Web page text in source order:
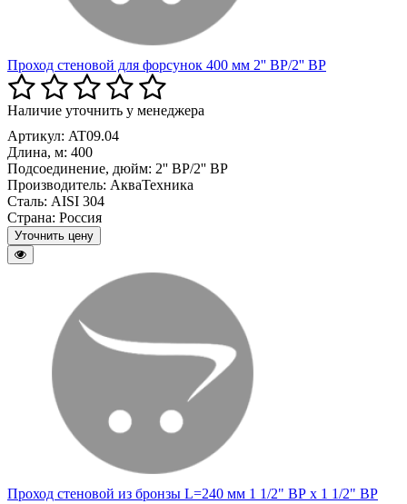
Проход стеновой для форсунок 400 мм 2'' BP/2'' BP
Наличие уточнить у менеджера
Артикул: AT09.04
Длина, м: 400
Подсоединение, дюйм: 2'' BP/2'' BP
Производитель: АкваТехника
Сталь: AISI 304
Страна: Россия
Уточнить цену
Проход стеновой из бронзы L=240 мм 1 1/2" ВР х 1 1/2" ВР